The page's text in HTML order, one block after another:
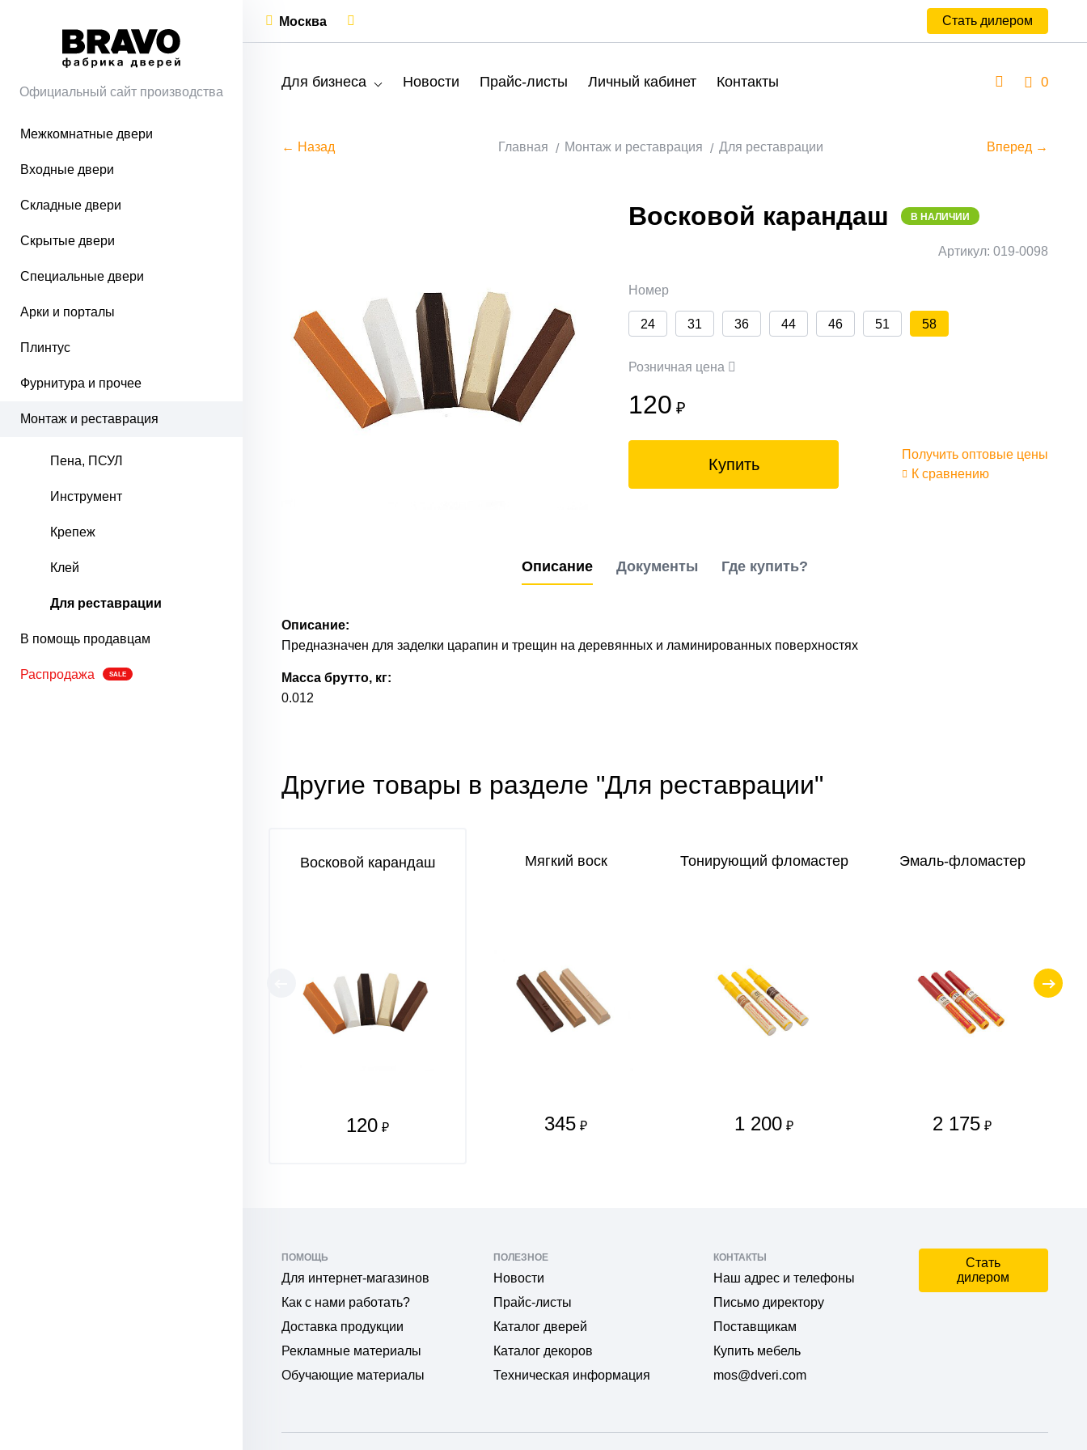
Официальный сайт производства
Межкомнатные двери
Входные двери
Складные двери
Скрытые двери
Специальные двери
Арки и порталы
Плинтус
Фурнитура и прочее
Монтаж и реставрация
Пена, ПСУЛ
Инструмент
Крепеж
Клей
Для реставрации
В помощь продавцам
Распродажа SALE
Москва Стать дилером
Для бизнеса Новости Прайс-листы Личный кабинет Контакты 0
← Назад Главная Монтаж и реставрация Для реставрации Вперед →
Восковой карандаш В НАЛИЧИИ
Артикул: 019-0098
Номер
24 31 36 44 46 51 58
Розничная цена
120 ₽
Купить
Получить оптовые цены
К сравнению
Описание Документы Где купить?
Описание:
Предназначен для заделки царапин и трещин на деревянных и ламинированных поверхностях
Масса брутто, кг:
0.012
Другие товары в разделе "Для реставрации"
Восковой карандаш
120 ₽
Мягкий воск
345 ₽
Тонирующий фломастер
1 200 ₽
Эмаль-фломастер
2 175 ₽
ПОМОЩЬ
Для интернет-магазинов
Как с нами работать?
Доставка продукции
Рекламные материалы
Обучающие материалы
ПОЛЕЗНОЕ
Новости
Прайс-листы
Каталог дверей
Каталог декоров
Техническая информация
КОНТАКТЫ
Наш адрес и телефоны
Письмо директору
Поставщикам
Купить мебель
mos@dveri.com
Стать
дилером